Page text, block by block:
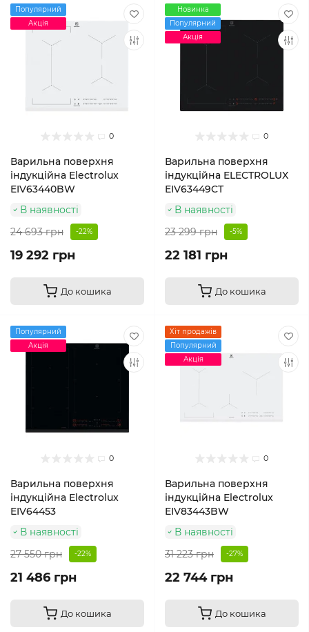
Популярний
Акція
0
Варильна поверхня
індукційна Electrolux
EIV63440BW
В наявності
24 693 грн
-22%
19 292 грн
До кошика
Новинка
Популярний
Акція
0
Варильна поверхня
індукційна ELECTROLUX
EIV63449CT
В наявності
23 299 грн
-5%
22 181 грн
До кошика
Популярний
Акція
0
Варильна поверхня
індукційна Electrolux
EIV64453
В наявності
27 550 грн
-22%
21 486 грн
До кошика
Хіт продажів
Популярний
Акція
0
Варильна поверхня
індукційна Electrolux
EIV83443BW
В наявності
31 223 грн
-27%
22 744 грн
До кошика